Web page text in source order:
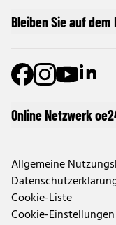
Online Netzwerk
Allgemeine
Cookie-Liste
Cookie-
Bleiben Sie auf